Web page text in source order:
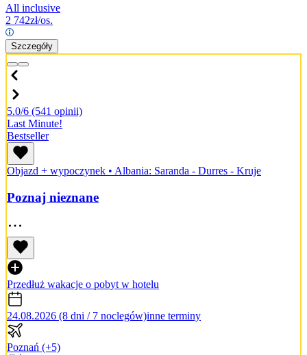
All inclusive
2 742zł/os.
Szczegóły
5.0/6 (541 opinii)
Last Minute!
Bestseller
Objazd + wypoczynek • Albania: Saranda - Durres - Kruje
Poznaj nieznane
Przedłuż wakacje o pobyt w hotelu
24.08.2026 (8 dni / 7 noclegów)inne terminy
Poznań (+5)